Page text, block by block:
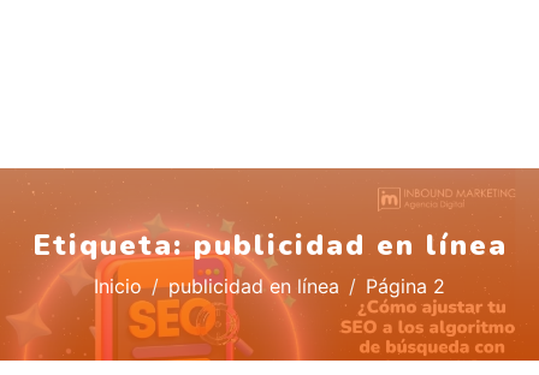
Etiqueta:publicidad en línea
Inicio publicidad en línea Página 2